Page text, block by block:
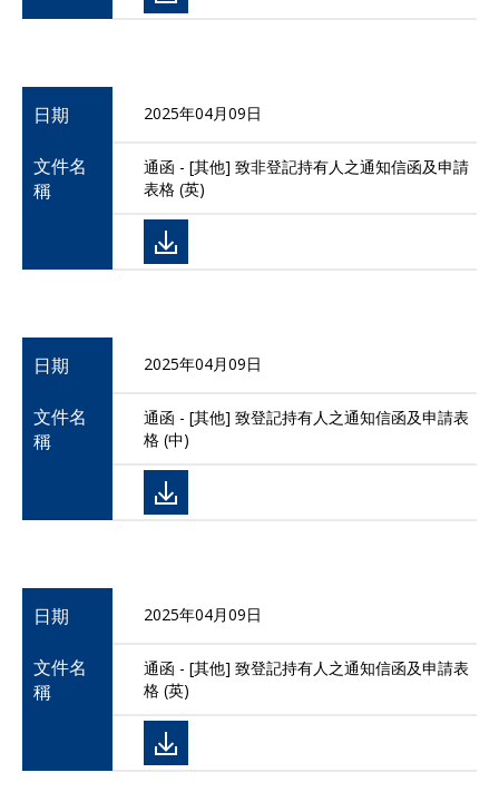
日期 2025年04月09日
文件名
稱
通函 - [其他] 致非登記持有人之通知信函及申請
表格 (英)
日期 2025年04月09日
文件名
稱
通函 - [其他] 致登記持有人之通知信函及申請表
格 (中)
日期 2025年04月09日
文件名
稱
通函 - [其他] 致登記持有人之通知信函及申請表
格 (英)